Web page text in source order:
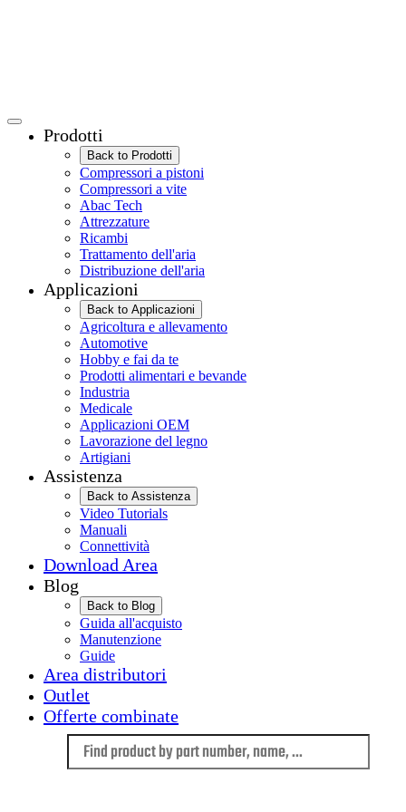
Prodotti
Back to Prodotti
Compressori a pistoni
Compressori a vite
Abac Tech
Attrezzature
Ricambi
Trattamento dell'aria
Distribuzione dell'aria
Applicazioni
Back to Applicazioni
Agricoltura e allevamento
Automotive
Hobby e fai da te
Prodotti alimentari e bevande
Industria
Medicale
Applicazioni OEM
Lavorazione del legno
Artigiani
Assistenza
Back to Assistenza
Video Tutorials
Manuali
Connettività
Download Area
Blog
Back to Blog
Guida all'acquisto
Manutenzione
Guide
Area distributori
Outlet
Offerte combinate